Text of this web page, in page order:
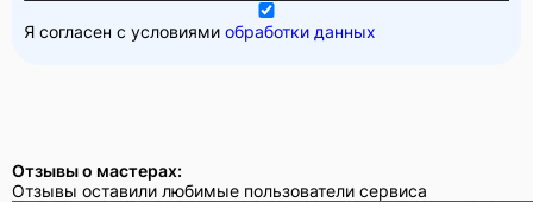
Я согласен с условиями обработки данных
Отзывы о мастерах:
Отзывы оставили любимые пользователи сервиса